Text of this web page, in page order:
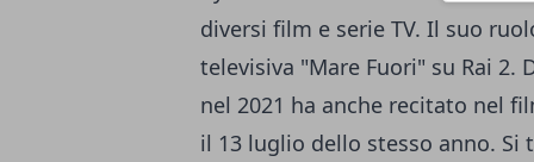
diversi film e serie TV. Il suo
televisiva "Mare Fuori" su Rai 2.
nel 2021 ha anche recitato nel
il 13 luglio dello stesso anno.